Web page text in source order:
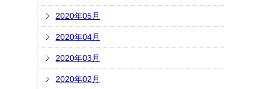
2020年05月
2020年04月
2020年03月
2020年02月